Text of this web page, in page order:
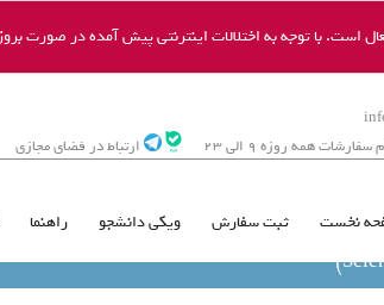
است. با توجه به اختلالات اینترنتی پیش آمده در صورت
سفارشات همه روزه 9 الی 23 ارتباط در فضای مجازی
نخست ثبت سفارش ویکی دانشجو راهنما